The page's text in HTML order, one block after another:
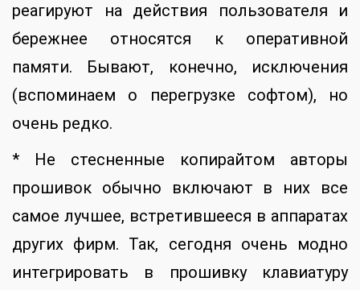
реагируют на действия пользователя и
бережнее относятся к оперативной
памяти. Бывают, конечно, исключения
(вспоминаем о перегрузке софтом), но
очень редко.
* Не стесненные копирайтом авторы
прошивок обычно включают в них все
самое лучшее, встретившееся в аппаратах
других фирм. Так, сегодня очень модно
интегрировать в прошивку клавиатуру